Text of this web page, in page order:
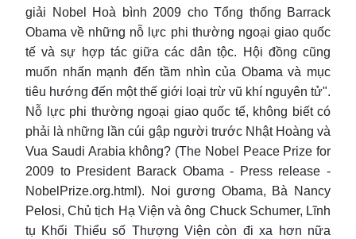
giải Nobel Hoà bình 2009 cho Tổng thống Barrack
Obama về những nỗ lực phi thường ngoại giao quốc
tế và sự hợp tác giữa các dân tộc. Hội đồng cũng
muốn nhấn mạnh đến tầm nhìn của Obama và mục
tiêu hướng đến một thế giới loại trừ vũ khí nguyên tử".
Nỗ lực phi thường ngoại giao quốc tế, không biết có
phải là những lần cúi gập người trước Nhật Hoàng và
Vua Saudi Arabia không? (The Nobel Peace Prize for
2009 to President Barack Obama - Press release -
NobelPrize.org.html). Noi gương Obama, Bà Nancy
Pelosi, Chủ tịch Hạ Viện và ông Chuck Schumer, Lĩnh
tụ Khối Thiểu số Thượng Viện còn đi xa hơn nữa